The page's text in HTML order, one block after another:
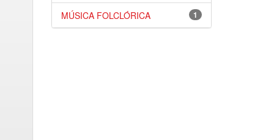
1
MÚSICA FOLCLÓRICA